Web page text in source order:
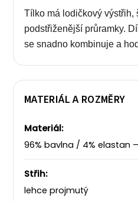
Tílko má lodičkový výstřih,
podstřiženější průramky.
se snadno kombinuje a
MATERIÁL A ROZMĚRY
Materiál:
96% bavlna / 4% elastan
Střih:
lehce projmutý